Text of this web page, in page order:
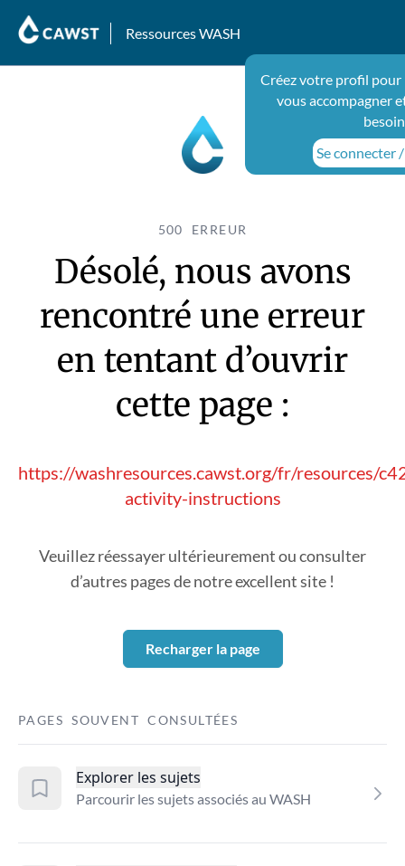
Ressources WASH
Créez votre profil pour
vous accompagner
Se connecter
500 ERREUR
Désolé, nous avons
rencontré une erreur
en tentant d’ouvrir
cette page :
https://washresources.cawst.org/fr/resources/
activity-instructions
Veuillez réessayer ultérieurement ou consulter
d’autres pages de notre excellent site !
Recharger la page
PAGES SOUVENT CONSULTÉES
Explorer les sujets
Parcourir les sujets associés au WASH